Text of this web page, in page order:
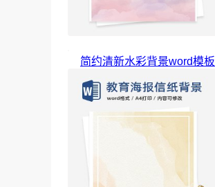
简约清新水彩背景word模板